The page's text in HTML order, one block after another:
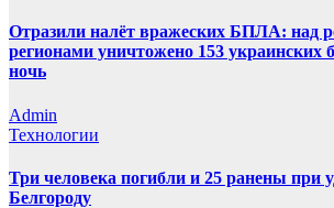
Отразили налёт вражеских БПЛА: над
регионами уничтожено 153 украинских
ночь
Admin
Технологии
Три человека погибли и 25 ранены при
Белгороду